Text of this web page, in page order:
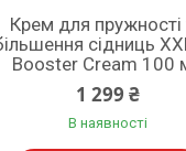
Крем для пружності
сідниць
Booster Cream 100
1 299 ₴
В наявності